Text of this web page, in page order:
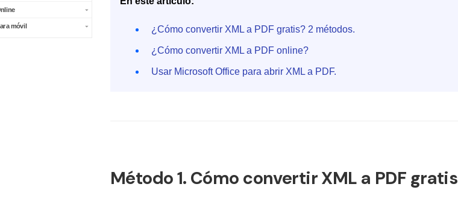
¿Cómo convertir XML a PDF gratis? 2 métodos.
¿Cómo convertir XML a PDF online?
Usar Microsoft Office para abrir XML a PDF.
Método 1. Cómo convertir XML a PDF gratis
móvil